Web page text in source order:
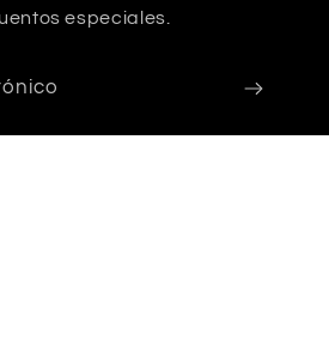
especiales.